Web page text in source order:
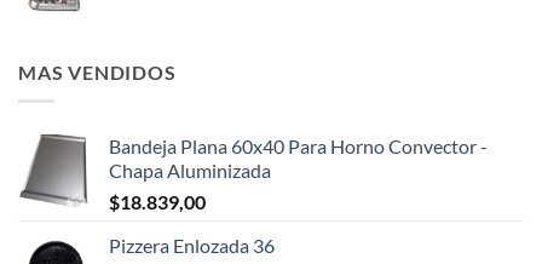
MAS VENDIDOS
Bandeja Plana 60x40 Para Horno Convector -
Chapa Aluminizada
$18.839,00
Pizzera Enlozada 36